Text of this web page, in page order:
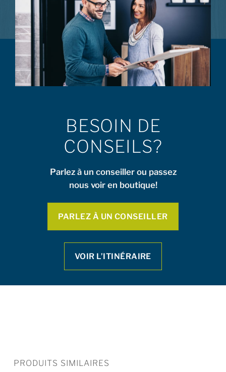
BESOIN DE
CONSEILS?
Parlez à un conseiller ou passez
nous voir en boutique!
PARLEZ À UN CONSEILLER
VOIR L’ITINÉRAIRE
PRODUITS SIMILAIRES